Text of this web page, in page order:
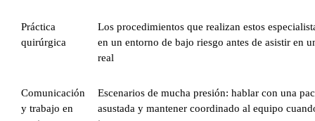
Práctica
quirúrgica
Los procedimientos que realizan estos
en un entorno de bajo riesgo antes de asistir en
real
Comunicación
y trabajo en
Escenarios de mucha presión: hablar con una
asustada y mantener coordinado al equipo